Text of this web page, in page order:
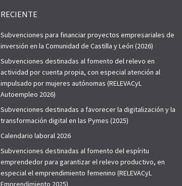
RECIENTE
Subvenciones para financiar proyectos empresariales de
inversión en la Comunidad de Castilla y León (2026)
Subvenciones destinadas al fomento del relevo en
actividad por cuenta propia, con especial atención al
impulsado por mujeres autónomas (RELEVACyL
Autoempleo 2026)
Subvenciones destinadas a favorecer la digitalización y la
transformación digital en las Pymes (2025)
Calendario laboral 2026
Subvenciones destinadas al fomento del espíritu
emprendedor para garantizar el relevo productivo, en
especial el emprendimiento femenino (RELEVACyL
Emprendimiento 2025)